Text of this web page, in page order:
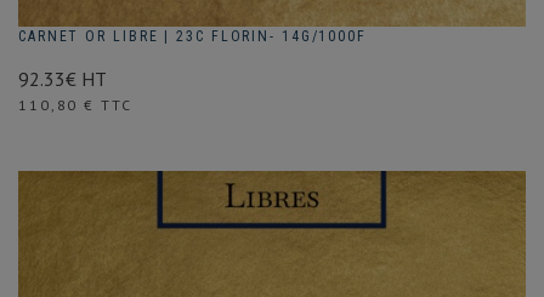
CARNET OR LIBRE | 23C FLORIN- 14G/1000F
92.33€ HT
Prix
110,80 € TTC